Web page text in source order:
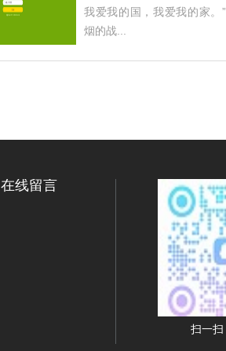
我爱我的国，我爱我的家。
烟的战...
在线留言
扫一